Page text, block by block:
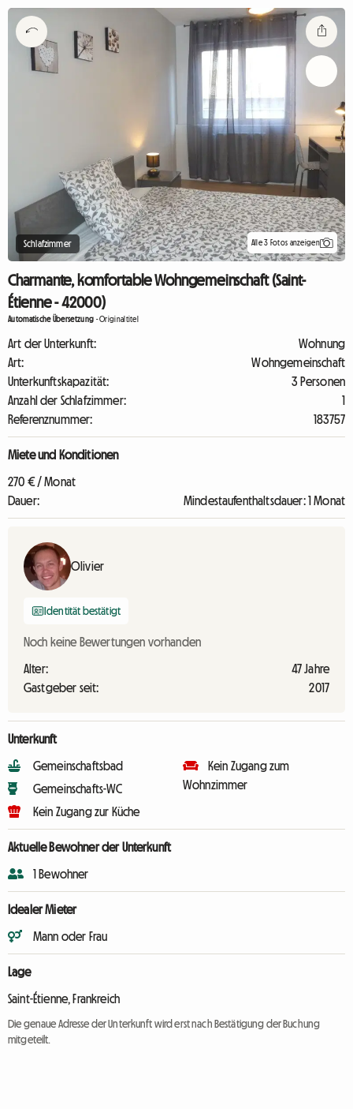
Schlafzimmer Alle 3 Fotos anzeigen
Charmante, komfortable Wohngemeinschaft (Saint-
Étienne - 42000)
Automatische Übersetzung -Originaltitel
Art der Unterkunft:
Wohnung
Art:
Wohngemeinschaft
Unterkunftskapazität:
3 Personen
Anzahl der Schlafzimmer:
1
Referenznummer:
183757
Miete und Konditionen
270 € / Monat
Dauer:
Mindestaufenthaltsdauer: 1 Monat
Olivier
Identität bestätigt
Noch keine Bewertungen vorhanden
Alter:
47 Jahre
Gastgeber seit:
2017
Unterkunft
Gemeinschaftsbad
Gemeinschafts-WC
Kein Zugang zur Küche
Kein Zugang zum
Wohnzimmer
Aktuelle Bewohner der Unterkunft
1 Bewohner
Idealer Mieter
Mann oder Frau
Lage
Saint-Étienne, Frankreich
Die genaue Adresse der Unterkunft wird erst nach Bestätigung der Buchung
mitgeteilt.